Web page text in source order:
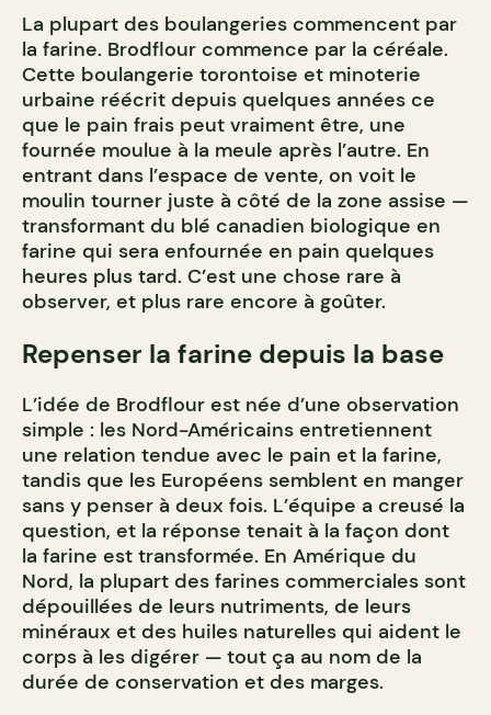
La plupart des boulangeries commencent par
la farine. Brodflour commence par la céréale.
Cette boulangerie torontoise et minoterie
urbaine réécrit depuis quelques années ce
que le pain frais peut vraiment être, une
fournée moulue à la meule après l’autre. En
entrant dans l’espace de vente, on voit le
moulin tourner juste à côté de la zone assise —
transformant du blé canadien biologique en
farine qui sera enfournée en pain quelques
heures plus tard. C’est une chose rare à
observer, et plus rare encore à goûter.
Repenser la farine depuis la base
L’idée de Brodflour est née d’une observation
simple : les Nord-Américains entretiennent
une relation tendue avec le pain et la farine,
tandis que les Européens semblent en manger
sans y penser à deux fois. L’équipe a creusé la
question, et la réponse tenait à la façon dont
la farine est transformée. En Amérique du
Nord, la plupart des farines commerciales sont
dépouillées de leurs nutriments, de leurs
minéraux et des huiles naturelles qui aident le
corps à les digérer — tout ça au nom de la
durée de conservation et des marges.